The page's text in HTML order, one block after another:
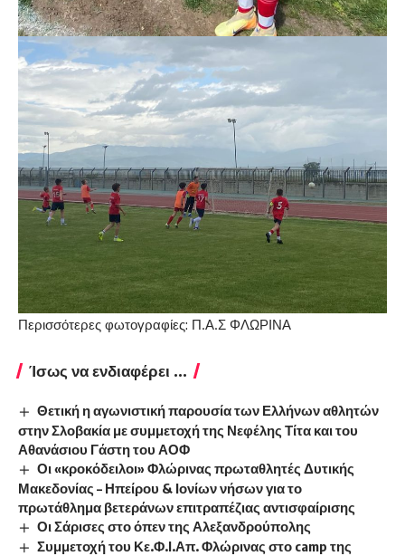
Περισσότερες φωτογραφίες: Π.Α.Σ ΦΛΩΡΙΝΑ
Ίσως να ενδιαφέρει ...
Θετική η αγωνιστική παρουσία των Ελλήνων αθλητών
στην Σλοβακία με συμμετοχή της Νεφέλης Τίτα και του
Αθανάσιου Γάστη του ΑΟΦ
Οι «κροκόδειλοι» Φλώρινας πρωταθλητές Δυτικής
Μακεδονίας – Ηπείρου & Ιονίων νήσων για το
πρωτάθλημα βετεράνων επιτραπέζιας αντισφαίρισης
Οι Σάρισες στο όπεν της Αλεξανδρούπολης
Συμμετοχή του Κε.Φ.Ι.Απ. Φλώρινας στο camp της